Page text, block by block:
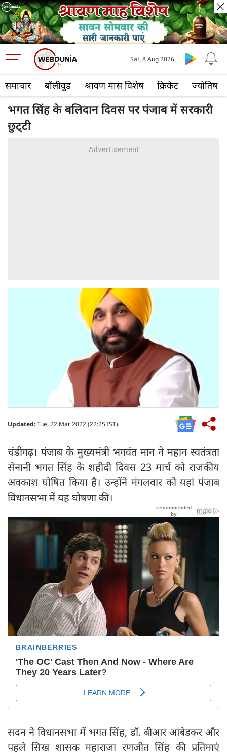
समाचार बॉलीवुड श्रावण मास विशेष क्रिकेट ज्योतिष
Sat, 8 Aug 2026
भगत‍ सिंह के बलिदान दिवस पर पंजाब में सरकारी
छुट्‍टी
Updated:Tue, 22 Mar 2022 (22:25 IST)
चंडीगढ़। पंजाब के मुख्यमंत्री भगवंत मान ने महान स्वतंत्रता
सेनानी भगत सिंह के शहीदी दिवस 23 मार्च को राजकीय
अवकाश घोषित किया है। उन्होंने मंगलवार को यहां पंजाब
विधानसभा में यह घोषणा की।
सदन ने विधानसभा में भगत सिंह, डॉ. बीआर आंबेडकर और
पहले सिख शासक महाराजा रणजीत सिंह की प्रतिमाएं